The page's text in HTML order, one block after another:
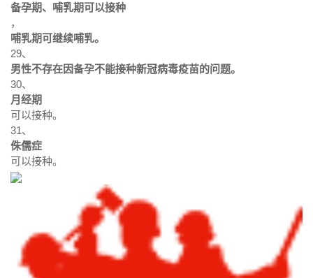
备孕期、哺乳期可以接种
，
哺乳期可继续哺乳。
29、
男性不存在因备孕不能接种新冠病毒疫苗的问题。
30、
月经期
可以接种。
31、
侏儒症
可以接种。